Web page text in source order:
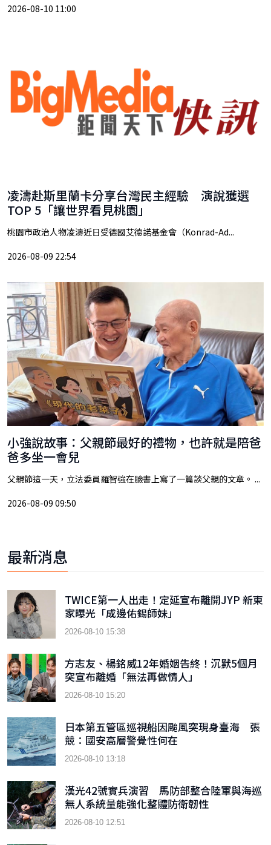
2026-08-10 11:00
凌濤赴斯里蘭卡分享台灣民主經驗 演說獲選
TOP 5「讓世界看見桃園」
桃園市政治人物凌濤近日受德國艾德諾基金會（Konrad-Ad...
2026-08-09 22:54
小強說故事：父親節最好的禮物，也許就是陪爸
爸多坐一會兒
父親節這一天，立法委員羅智強在臉書上寫了一篇談父親的文章。 ...
2026-08-09 09:50
最新消息
TWICE第一人出走！定延宣布離開JYP 新東
家曝光「成邊佑錫師妹」
2026-08-10 15:38
方志友、楊銘威12年婚姻告終！沉默5個月
突宣布離婚「無法再做情人」
2026-08-10 15:20
日本第五管區巡視船因颱風突現身臺海 張
競：國安高層警覺性何在
2026-08-10 13:18
漢光42號實兵演習 馬防部整合陸軍與海巡
無人系統量能強化整體防衛韌性
2026-08-10 12:51